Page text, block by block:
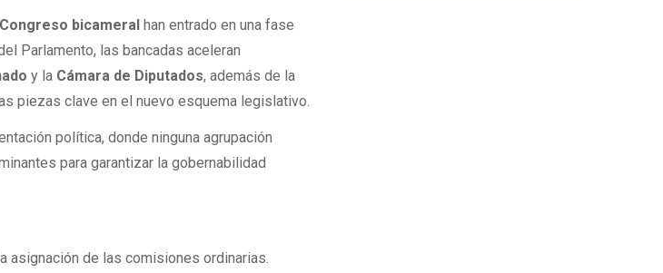
Congreso bicameral han entrado en una fase
Parlamento, las bancadas aceleran
y la Cámara de Diputados, además de la
piezas clave en el nuevo esquema legislativo.
política, donde ninguna agrupación
para garantizar la gobernabilidad
de las comisiones ordinarias.